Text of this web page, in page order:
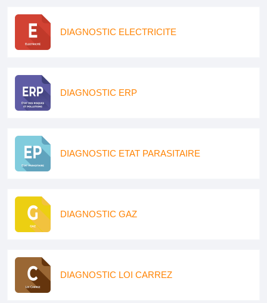
DIAGNOSTIC ELECTRICITE
DIAGNOSTIC ERP
DIAGNOSTIC ETAT PARASITAIRE
DIAGNOSTIC GAZ
DIAGNOSTIC LOI CARREZ